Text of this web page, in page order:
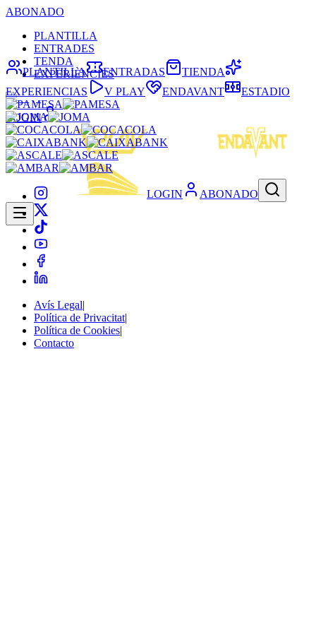
ABONADO
PLANTILLA
ENTRADES
TENDA
EXPERIÈNCIES
LOGIN
LOGIN ABONADO
PLANTILLA ENTRADAS
TIENDA
EXPERIENCIAS
V PLAY ENDAVANT ESTADIO
Avís Legal|
Política de Privacitat|
Política de Cookies|
Contacto